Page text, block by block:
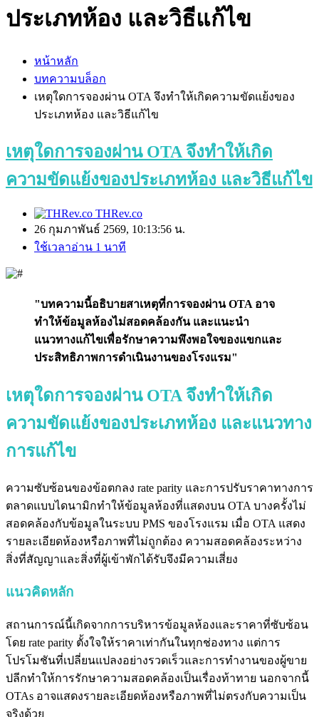
ประเภทห้อง และวิธีแก้ไข
หน้าหลัก
บทความบล็อก
เหตุใดการจองผ่าน OTA จึงทำให้เกิดความขัดแย้งของ
ประเภทห้อง และวิธีแก้ไข
เหตุใดการจองผ่าน OTA จึงทำให้เกิด
ความขัดแย้งของประเภทห้อง และวิธีแก้ไข
THRev.co
26 กุมภาพันธ์ 2569, 10:13:56 น.
ใช้เวลาอ่าน 1 นาที
"บทความนี้อธิบายสาเหตุที่การจองผ่าน OTA อาจ
ทำให้ข้อมูลห้องไม่สอดคล้องกัน และแนะนำ
แนวทางแก้ไขเพื่อรักษาความพึงพอใจของแขกและ
ประสิทธิภาพการดำเนินงานของโรงแรม"
เหตุใดการจองผ่าน OTA จึงทำให้เกิด
ความขัดแย้งของประเภทห้อง และแนวทาง
การแก้ไข
ความซับซ้อนของข้อตกลง rate parity และการปรับราคาทางการ
ตลาดแบบไดนามิกทำให้ข้อมูลห้องที่แสดงบน OTA บางครั้งไม่
สอดคล้องกับข้อมูลในระบบ PMS ของโรงแรม เมื่อ OTA แสดง
รายละเอียดห้องหรือภาพที่ไม่ถูกต้อง ความสอดคล้องระหว่าง
สิ่งที่สัญญาและสิ่งที่ผู้เข้าพักได้รับจึงมีความเสี่ยง
แนวคิดหลัก
สถานการณ์นี้เกิดจากการบริหารข้อมูลห้องและราคาที่ซับซ้อน
โดย rate parity ตั้งใจให้ราคาเท่ากันในทุกช่องทาง แต่การ
โปรโมชันที่เปลี่ยนแปลงอย่างรวดเร็วและการทำงานของผู้ขาย
ปลีกทำให้การรักษาความสอดคล้องเป็นเรื่องท้าทาย นอกจากนี้
OTAs อาจแสดงรายละเอียดห้องหรือภาพที่ไม่ตรงกับความเป็น
จริงด้วย